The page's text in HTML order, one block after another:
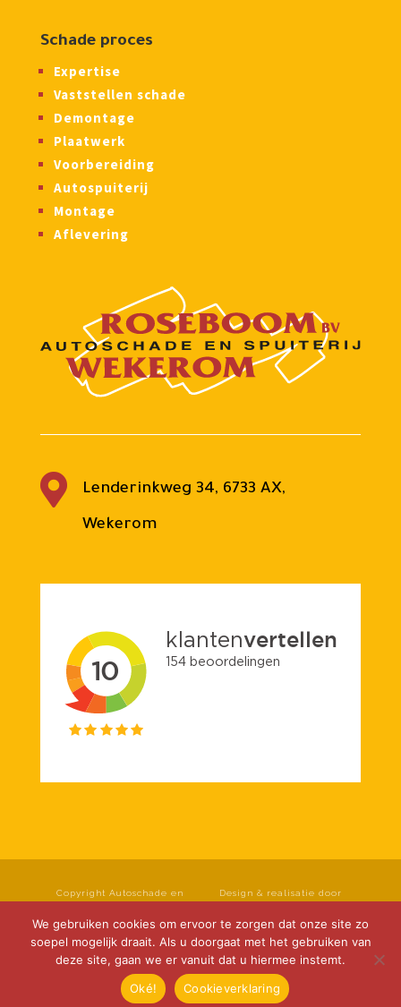
Schade proces
Expertise
Vaststellen schade
Demontage
Plaatwerk
Voorbereiding
Autospuiterij
Montage
Aflevering

Lenderinkweg 34, 6733 AX,
Wekerom
Copyright Autoschade en
rechten voorbehouden.
Privacyverklaring |
Cookieverklaring
Disclaimer
Design & realisatie door
Klok Media
We gebruiken cookies om ervoor te zorgen dat onze site zo
soepel mogelijk draait. Als u doorgaat met het gebruiken van
deze site, gaan we er vanuit dat u hiermee instemt.
Oké!
Cookieverklaring